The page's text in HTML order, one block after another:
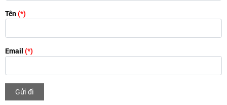
Tên(*)
Email (*)
Gửi đi